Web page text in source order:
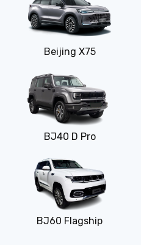
Beijing X75
BJ40 D Pro
BJ60 Flagship